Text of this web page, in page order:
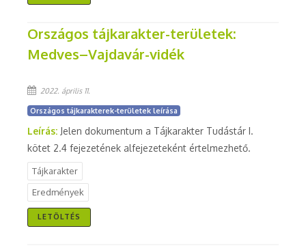
Országos tájkarakter-területek:
Medves–Vajdavár-vidék
2022. április 11.
Országos tájkarakterek-területek leírása
Leírás: Jelen dokumentum a Tájkarakter Tudástár I.
kötet 2.4 fejezetének alfejezeteként értelmezhető.
Tájkarakter
Eredmények
LETÖLTÉS